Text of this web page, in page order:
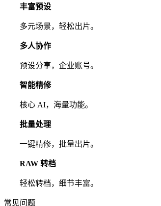
丰富预设
多元场景，轻松出片。
多人协作
预设分享，企业账号。
智能精修
核心 AI，海量功能。
批量处理
一键精修，批量出片。
RAW 转档
轻松转档，细节丰富。
常见问题